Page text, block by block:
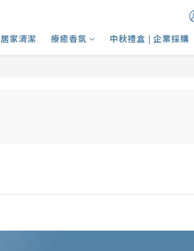
居家清潔 療癒香氛 中秋禮盒 | 企業採購